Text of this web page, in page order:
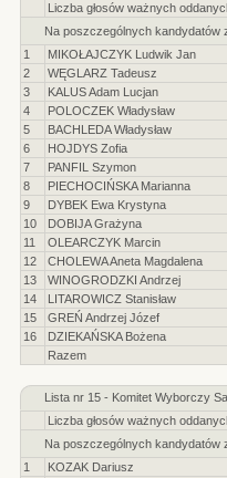
Liczba głosów ważnych
Na poszczególnych kandydatów
1
MIKOŁAJCZYK Ludwik Jan
2
WĘGLARZ Tadeusz
3
KALUS Adam Lucjan
4
POLOCZEK Władysław
5
BACHLEDA Władysław
6
HOJDYS Zofia
7
PANFIL Szymon
8
PIECHOCIŃSKA Marianna
9
DYBEK Ewa Krystyna
10
DOBIJA Grażyna
11
OLEARCZYK Marcin
12
CHOLEWA Aneta Magdalena
13
WINOGRODZKI Andrzej
14
LITAROWICZ Stanisław
15
GREŃ Andrzej Józef
16
DZIEKAŃSKA Bożena
Razem
Lista nr 15 - Komitet Wyborczy
Liczba głosów ważnych
Na poszczególnych kandydatów
1
KOZAK Dariusz